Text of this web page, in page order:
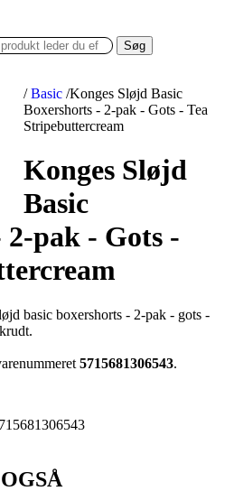
Søg
/ Basic /Konges Sløjd Basic
Boxershorts - 2-pak - Gots - Tea
Stripebuttercream
Konges Sløjd
Basic
pak - Gots -
basic boxershorts - 2-pak - gots -
5715681306543.